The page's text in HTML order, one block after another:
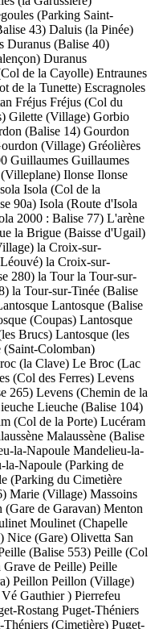
(Parking Saint-
43) Daluis (la Pinée)
Duranus (Balise 40)
Duranus
de la Cayolle) Entraunes
de la Tunette) Escragnoles
Fréjus Fréjus (Col du
Gilette (Village) Gorbio
(Balise 14) Gourdon
(Village) Gréolières
Guillaumes Guillaumes
Ilonse Ilonse
Isola (Col de la
90a) Isola (Route d'Isola
2000 : Balise 77) L'arène
la Brigue (Baisse d'Ugail)
la Croix-sur-
la Croix-sur-
280) la Tour la Tour-sur-
la Tour-sur-Tinée (Balise
Lantosque (Balise
(Coupas) Lantosque
Brucs) Lantosque (les
(Saint-Colomban)
(la Clave) Le Broc (Lac
(Col des Ferres) Levens
265) Levens (Chemin de la
Lieuche (Balise 104)
(Col de la Porte) Lucéram
Malaussène (Balise
la-Napoule Mandelieu-la-
la-Napoule (Parking de
(Parking du Cimetière
Marie (Village) Massoins
(Gare de Garavan) Menton
Moulinet (Chapelle
Nice (Gare) Olivetta San
(Balise 553) Peille (Col
Grave de Peille) Peille
Peillon Peillon (Village)
Gauthier ) Pierrefeu
Rostang Puget-Théniers
Théniers (Cimetière) Puget-